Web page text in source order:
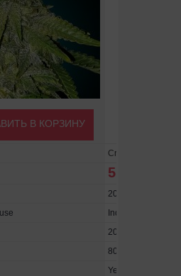
В КОРЗИНУ
Critical Jack
5.20 €
20 - 25 %
Indoor/Outdoor/
200 - 300 cm
800 - 1500 gr.
Yes